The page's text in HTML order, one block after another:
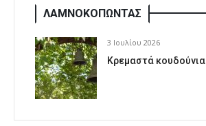
ΛΑΜΝΟΚΟΠΩΝΤΑΣ
3 Ιουλίου 2026
Κρεμαστά κουδούνια